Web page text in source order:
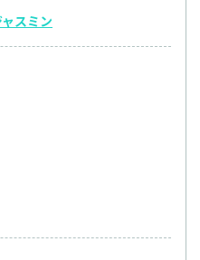
ャスミン